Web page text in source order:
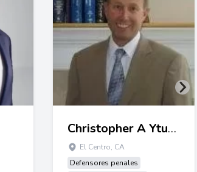
Christopher A Yturralde
El Centro, CA
Defensores penales